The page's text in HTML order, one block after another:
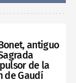
antiguo
de la
de Gaudí